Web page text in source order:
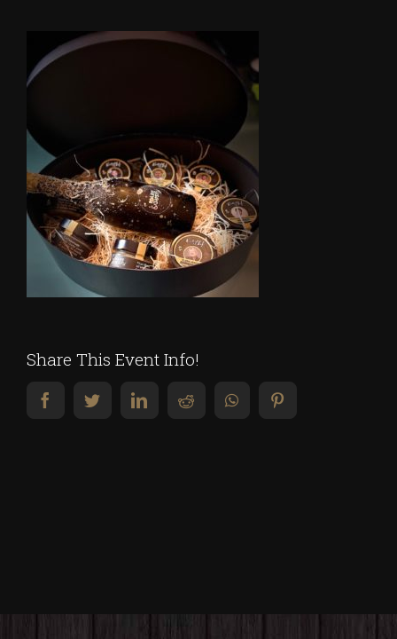
Share This Event Info!